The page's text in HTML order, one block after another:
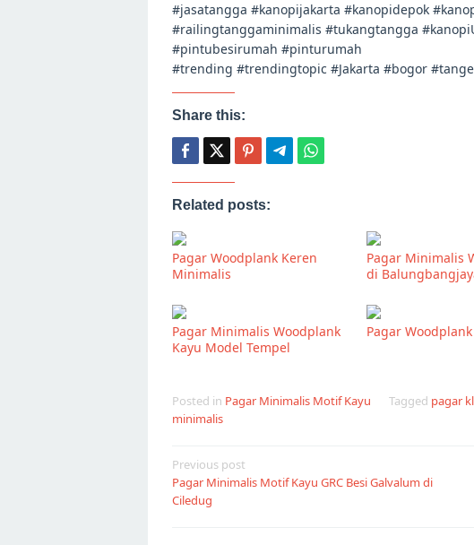
#jasatangga #kanopijakarta #kanopidepok
#railingtanggaminimalis #tukangtangga
#pintubesirumah #pinturumah
#trending #trendingtopic #Jakarta #bogor
Share this:
Related posts:
Pagar Woodplank Keren
Minimalis
Pagar Minimalis
di
Pagar Minimalis Woodplank
Kayu Model Tempel
Pagar
Posted in Pagar Minimalis Motif Kayu Tagged pagar
minimalis
Post
navigation
Previous post
Pagar Minimalis Motif Kayu GRC Besi Galvalum di
Ciledug